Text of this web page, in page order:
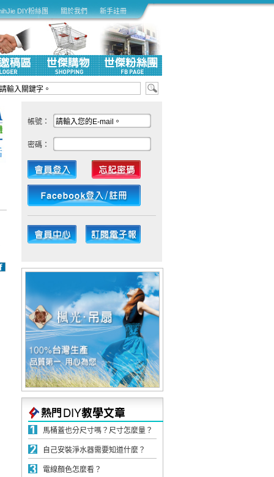
新手註冊
關於我們
DIY粉絲團
帳號：
密碼：
馬桶蓋也分尺寸嗎？尺寸怎麼量？
自己安裝淨水器需要知道什麼？
電線顏色怎麼看？